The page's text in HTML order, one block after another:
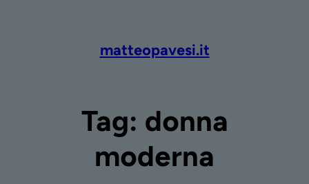
matteopavesi.it
Tag: donna
moderna